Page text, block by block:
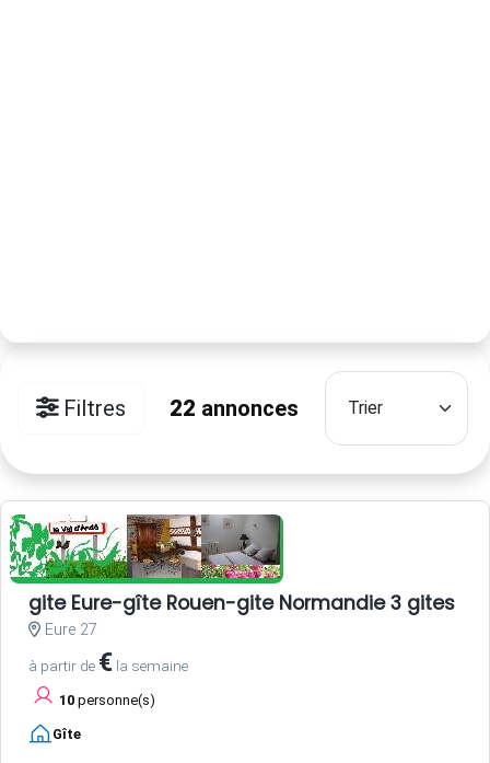
Filtres 22 annonces
gite Eure-gîte Rouen-gite Normandie 3 gites
Eure 27
à partir de € la semaine
10 personne(s)
Gîte